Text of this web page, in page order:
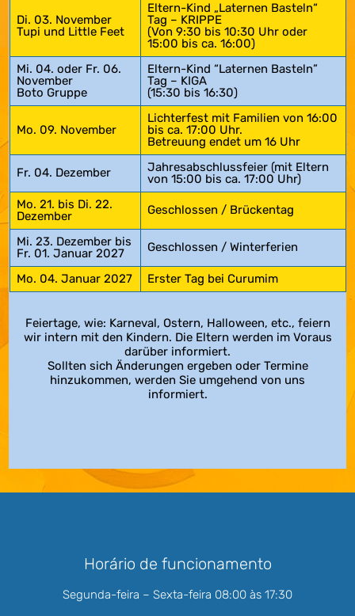
Di. 03. November
Tupi und Little Feet
Eltern-Kind „Laternen Basteln“
Tag – KRIPPE
(Von 9:30 bis 10:30 Uhr oder
15:00 bis ca. 16:00)
Mi. 04. oder Fr. 06.
November
Boto Gruppe
Eltern-Kind “Laternen Basteln”
Tag – KIGA
(15:30 bis 16:30)
Mo. 09. November
Lichterfest mit Familien von 16:00
bis ca. 17:00 Uhr.
Betreuung endet um 16 Uhr
Fr. 04. Dezember
Jahresabschlussfeier (mit Eltern
von 15:00 bis ca. 17:00 Uhr)
Mo. 21. bis Di. 22.
Dezember
Geschlossen / Brückentag
Mi. 23. Dezember bis
Fr. 01. Januar 2027
Geschlossen / Winterferien
Mo. 04. Januar 2027 Erster Tag bei Curumim
Feiertage, wie: Karneval, Ostern, Halloween, etc., feiern
wir intern mit den Kindern. Die Eltern werden im Voraus
darüber informiert.
Sollten sich Änderungen ergeben oder Termine
hinzukommen, werden Sie umgehend von uns
informiert.
Horário de funcionamento
Segunda-feira – Sexta-feira 08:00 às 17:30